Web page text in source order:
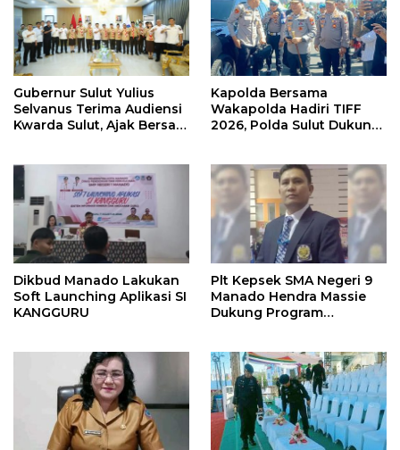
Gubernur Sulut Yulius
Selvanus Terima Audiensi
Kwarda Sulut, Ajak Bersatu
Kapolda Bersama
Wakapolda Hadiri TIFF
2026, Polda Sulut Dukung
Dikbud Manado Lakukan
Soft Launching Aplikasi SI
KANGGURU
Plt Kepsek SMA Negeri 9
Manado Hendra Massie
Dukung Program